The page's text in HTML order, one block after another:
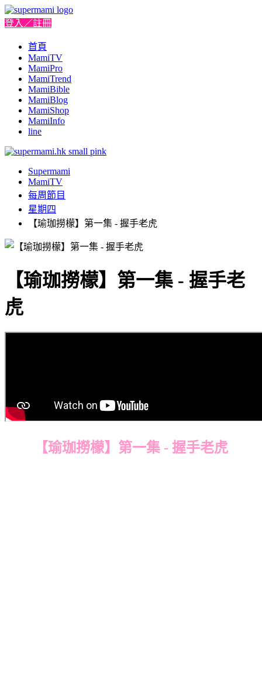
登入／註冊
首頁
MamiTV
MamiPro
MamiTrend
MamiBible
MamiBlog
MamiShop
MamiInfo
line
Supermami
MamiTV
每周節目
星期四
【瑜珈撈檬】第一集 - 握手老虎
【瑜珈撈檬】第一集 - 握手老
虎
【瑜珈撈檬】第一集 - 握手老虎